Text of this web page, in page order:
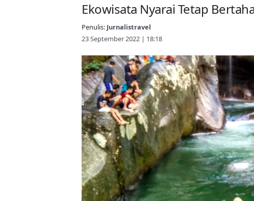
Ekowisata Nyarai Tetap
Penulis: Jurnalistravel
23 September 2022 | 18:18